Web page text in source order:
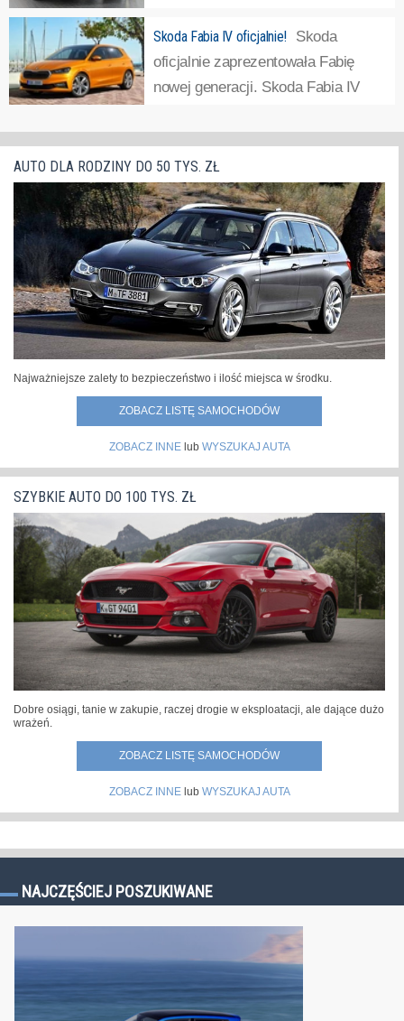
Boleslav. Skoda Fabia IV generacji jest montowana na tej
samej linii produkcyjnej, co modele Scala i Kamiq. W
okresie poprzedzającym uruchomienie produkcji... »
Skoda Fabia IV oficjalnie! Skoda
oficjalnie zaprezentowała Fabię
nowej generacji. Skoda Fabia IV
podłogowej MQB-A0, tej samej, na której zbudowano np.
nowego Seata Ibiza czy Volkswagena Polo. Oparcie
samochodu na tej platformie umożliwiło znaczne (o... »
AUTO DLA RODZINY DO 50 TYS. ZŁ
Najważniejsze zalety to bezpieczeństwo i ilość miejsca w środku.
ZOBACZ LISTĘ SAMOCHODÓW
ZOBACZ INNElub WYSZUKAJ AUTA
SZYBKIE AUTO DO 100 TYS. ZŁ
Dobre osiągi, tanie w zakupie, raczej drogie w eksploatacji, ale dające dużo
wrażeń.
ZOBACZ LISTĘ SAMOCHODÓW
ZOBACZ INNElub WYSZUKAJ AUTA
NAJCZĘŚCIEJ POSZUKIWANE